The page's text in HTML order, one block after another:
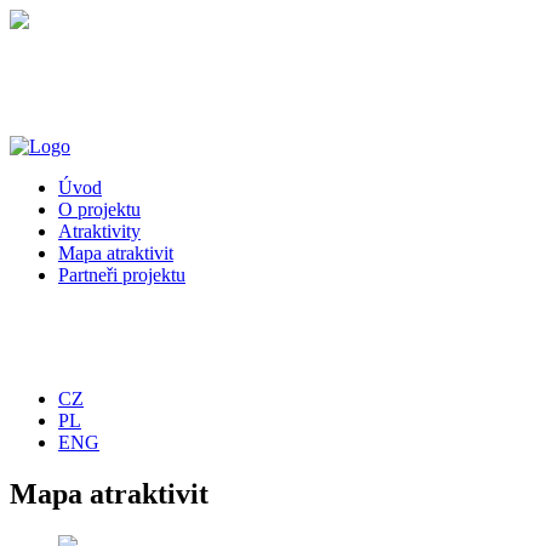
Úvod
O projektu
Atraktivity
Mapa atraktivit
Partneři projektu
CZ
PL
ENG
Mapa atraktivit